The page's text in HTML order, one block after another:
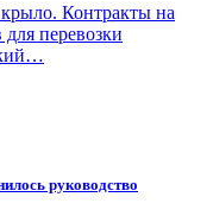
Контракты на
для перевозки
руководство